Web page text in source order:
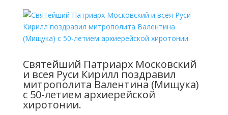
Святейший Патриарх Московский
и всея Руси Кирилл поздравил
митрополита Валентина (Мищука)
с 50-летием архиерейской
хиротонии.